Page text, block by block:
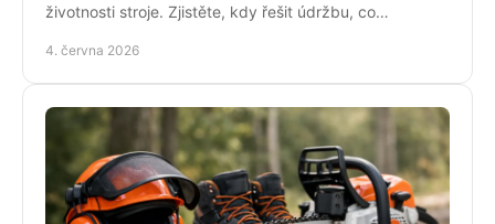
životnosti stroje. Zjistěte, kdy řešit údržbu, co
4. června 2026